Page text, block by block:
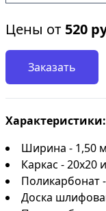
Цены от 520
Заказать
Характеристики:
Ширина - 1,50
Каркас - 20х20
Поликарбонат
Доска